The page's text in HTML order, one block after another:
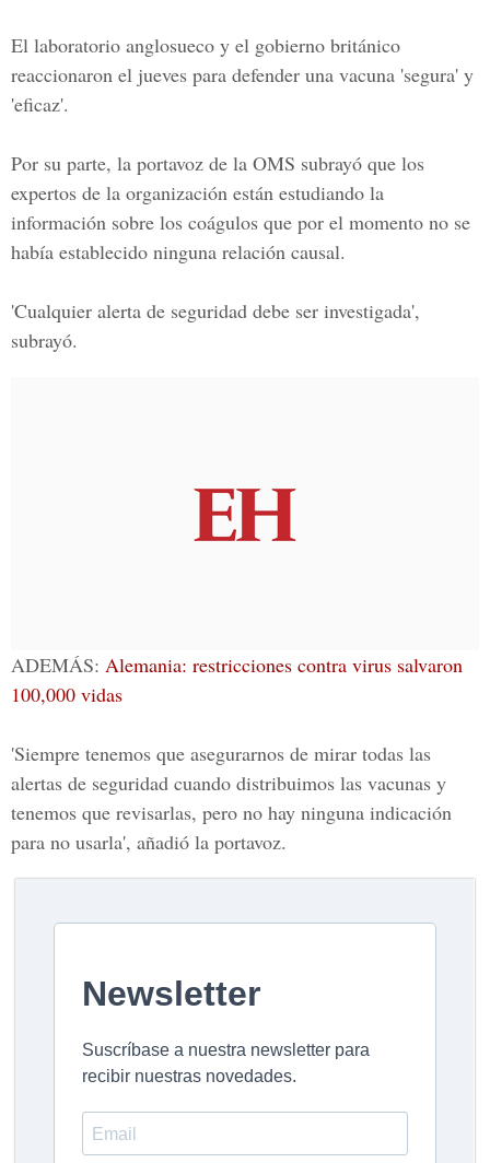
El laboratorio anglosueco y el gobierno británico
reaccionaron el jueves para defender una vacuna 'segura' y
'eficaz'.
Por su parte, la portavoz de la OMS subrayó que los
expertos de la organización están estudiando la
información sobre los coágulos que por el momento no se
había establecido ninguna relación causal.
'Cualquier alerta de seguridad debe ser investigada',
subrayó.
ADEMÁS: Alemania: restricciones contra virus salvaron
100,000 vidas
'Siempre tenemos que asegurarnos de mirar todas las
alertas de seguridad cuando distribuimos las vacunas y
tenemos que revisarlas, pero no hay ninguna indicación
para no usarla', añadió la portavoz.